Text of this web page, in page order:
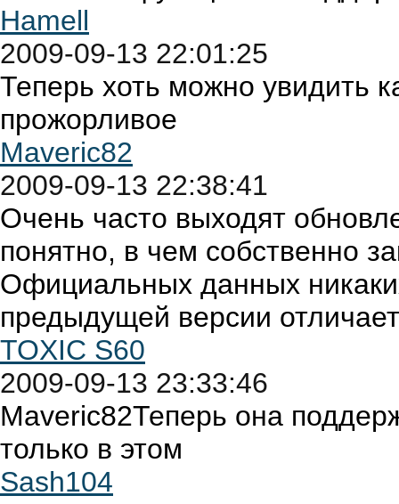
Hamell
2009-09-13 22:01:25
Теперь хоть можно увидить
прожорливое
Maveric82
2009-09-13 22:38:41
Очень часто выходят
понятно, в чем собственно
Официальных данных
предыдущей версии
TOXIC S60
2009-09-13 23:33:46
Maveric82Теперь она
только в этом
Sash104